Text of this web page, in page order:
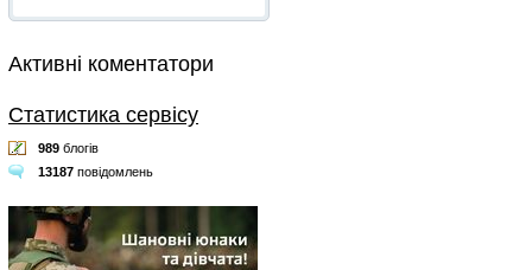
Активні коментатори
Статистика сервісу
989 блогів
13187 повідомлень